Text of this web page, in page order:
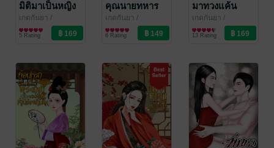
มิติมาเป็นหญิง
ชนบท ยุค 70's
เกดกันยา /
Mylovenovel
นิยายรักจีนโบราณ
5 Rating
คุณนายทหาร
ยุค 70
เกดกันยา /
Mylovenovel
นิยายรักจีนโบราณ
6 Rating
มาทวงแค้น
เกดกันยา /
Mylovenovel
นิยายรักจีนโบราณ
13 Rating